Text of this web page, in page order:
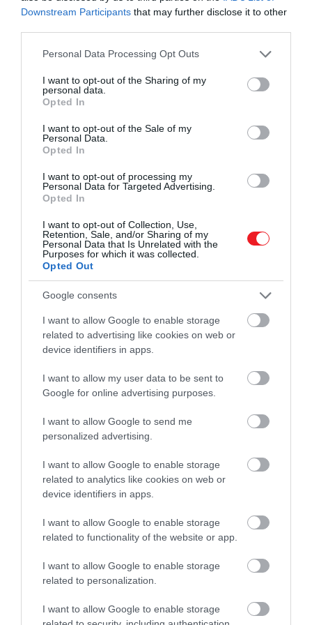
Downstream Participants that may further disclose it to other
Please note that this website/app uses one or more Google
not limited to your visit or usage behaviour. You may click to
grant or deny consent to Google and its third-party tags to
use your data for below specified purposes in below Google
consent section.
Personal Data Processing Opt Outs
I want to opt-out of the Sharing of my
personal data.
Opted In
I want to opt-out of the Sale of my
Personal Data.
Opted In
I want to opt-out of processing my
Personal Data for Targeted Advertising.
Opted In
I want to opt-out of Collection, Use,
Retention, Sale, and/or Sharing of my
Personal Data that Is Unrelated with the
Purposes for which it was collected.
Opted Out
Google consents
I want to allow Google to enable storage
related to advertising like cookies on web or
device identifiers in apps.
I want to allow my user data to be sent to
Google for online advertising purposes.
I want to allow Google to send me
personalized advertising.
I want to allow Google to enable storage
related to analytics like cookies on web or
device identifiers in apps.
I want to allow Google to enable storage
related to functionality of the website or app.
I want to allow Google to enable storage
related to personalization.
I want to allow Google to enable storage
találják ki a választ, és értékeljék, mennyire
őket a helyes megoldás – ez a
helyzetben.
A kutatók megfigyelték, hogy azok, akik
iránt (helyzeti kíváncsiság), jellemzően
általánosságban is kíváncsibb
fordítva is.
tanulmányban, az az, hogy a helyzeti kíváncsiság
nem egyenletesen változott az élet során – fiatal
felnőttkorban csökkent, középkor után azonban
újra nőni kezdett és időskorban is erősödött.
Ennek oka az lehet, hogy fiatalabb korban az
emberek leginkább a munkához, családhoz,
életvezetéshez szükséges tudás megszerzésére
„funkcionális”. Idősebb korban azonban, amikor
ezek a szükséges készségek már megvannak,
felfedezik az örömből fakadó tanulás
élményét. A kíváncsiságuk célzottabbá, de
intenzívebbé válik.
Ahogy idősödünk, nem hagyunk fel a
hogy mi érdekel minket igazán.
Figyelmedbe ajánljuk!
A rendszeres kávéfogyasztás
csökkentheti az Alzheimer-kór tüneteit